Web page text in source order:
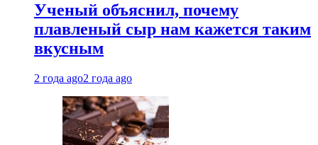
Ученый объяснил, почему
плавленый сыр нам кажется таким
вкусным
2 года ago2 года ago